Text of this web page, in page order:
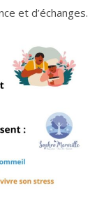
et d’échanges.